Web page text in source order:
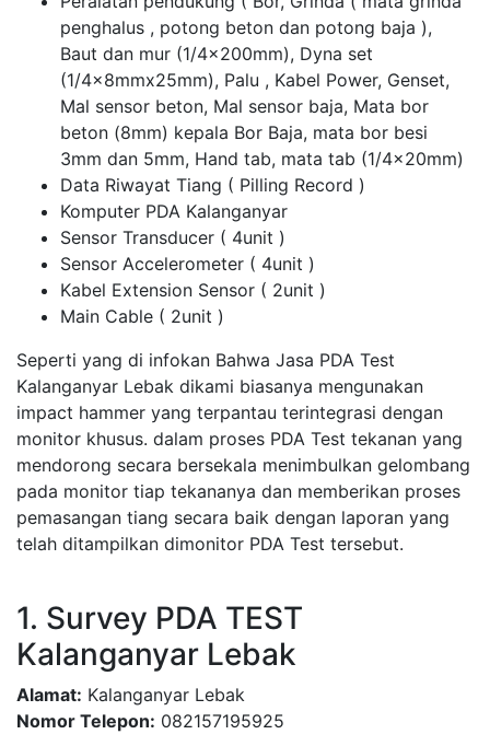
penghalus , potong beton dan potong baja ),
Baut dan mur (1/4x200mm), Dyna set
(1/4x8mmx25mm), Palu , Kabel Power, Genset,
Mal sensor beton, Mal sensor baja, Mata bor
beton (8mm) kepala Bor Baja, mata bor besi
3mm dan 5mm, Hand tab, mata tab (1/4x20mm)
Data Riwayat Tiang ( Pilling Record )
Komputer PDA Kalanganyar
Sensor Transducer ( 4unit )
Sensor Accelerometer ( 4unit )
Kabel Extension Sensor ( 2unit )
Main Cable ( 2unit )
Seperti yang di infokan Bahwa Jasa PDA Test
Kalanganyar Lebak dikami biasanya mengunakan
impact hammer yang terpantau terintegrasi dengan
monitor khusus. dalam proses PDA Test tekanan yang
mendorong secara bersekala menimbulkan gelombang
pada monitor tiap tekananya dan memberikan proses
pemasangan tiang secara baik dengan laporan yang
telah ditampilkan dimonitor PDA Test tersebut.
1. Survey PDA TEST
Kalanganyar Lebak
Alamat: Kalanganyar Lebak
Nomor Telepon: 082157195925